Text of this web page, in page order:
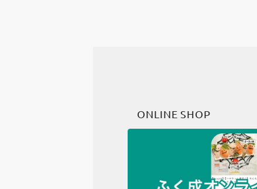
ONLINE SHOP